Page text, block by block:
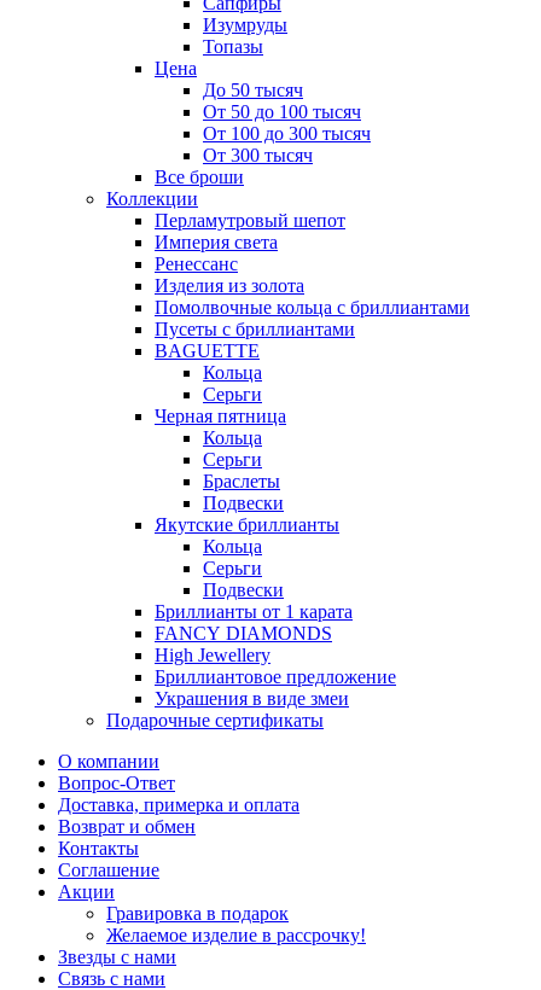
Изумруды
Топазы
Цена
До 50 тысяч
От 50 до 100 тысяч
От 100 до 300 тысяч
От 300 тысяч
Все броши
Коллекции
Перламутровый шепот
Империя света
Ренессанс
Изделия из золота
Помолвочные кольца с бриллиантами
Пусеты с бриллиантами
BAGUETTE
Кольца
Серьги
Черная пятница
Кольца
Серьги
Браслеты
Подвески
Якутские бриллианты
Кольца
Серьги
Подвески
Бриллианты от 1 карата
FANCY DIAMONDS
High Jewellery
Бриллиантовое предложение
Украшения в виде змеи
Подарочные сертификаты
О компании
Вопрос-Ответ
Доставка, примерка и оплата
Возврат и обмен
Контакты
Соглашение
Акции
Гравировка в подарок
Желаемое изделие в рассрочку!
Звезды с нами
Связь с нами